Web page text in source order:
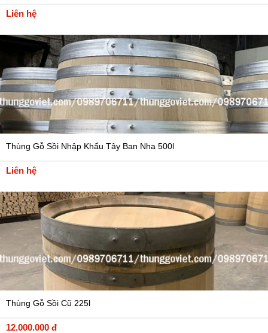
Liên hệ
Thùng Gỗ Sồi Nhập Khẩu Tây Ban Nha 500l
Liên hệ
Thùng Gỗ Sồi Cũ 225l
12.000.000 đ